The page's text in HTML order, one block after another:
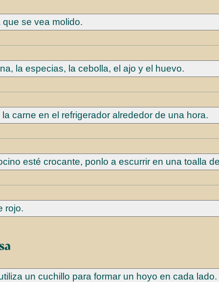
se vea molido.
la especias, la cebolla, el ajo y el huevo.
carne en el refrigerador alrededor de una hora.
esté crocante, ponlo a escurrir en una toalla
rojo.
un cuchillo para formar un hoyo en cada lado.